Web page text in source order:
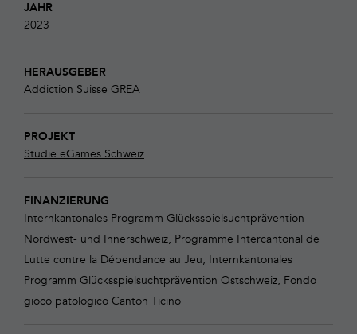
JAHR
2023
HERAUSGEBER
Addiction Suisse GREA
PROJEKT
Studie eGames Schweiz
FINANZIERUNG
Internkantonales Programm Glücksspielsuchtprävention
Nordwest- und Innerschweiz, Programme Intercantonal de
Lutte contre la Dépendance au Jeu, Internkantonales
Programm Glücksspielsuchtprävention Ostschweiz, Fondo
gioco patologico Canton Ticino